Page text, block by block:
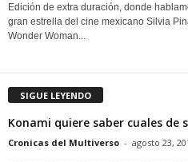
Edición de extra duración, donde
gran estrella del cine mexicano Silvia
Wonder Woman...
SIGUE LEYENDO
Konami quiere saber cuales de
Cronicas del Multiverso - agosto 23,